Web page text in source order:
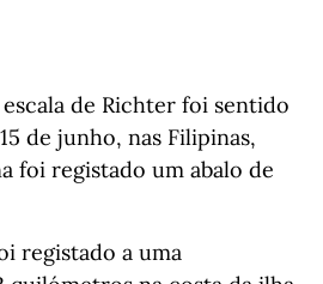
de Richter foi sentido
de junho, nas Filipinas,
foi registado um abalo de
registado a uma